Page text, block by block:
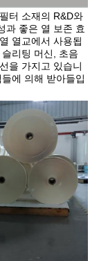
터 소재의 R&D와
과 좋은 열 보존 효
열교에서 사용됩
리팅 머신, 초음
을 가지고 있습니
에 의해 받아들입